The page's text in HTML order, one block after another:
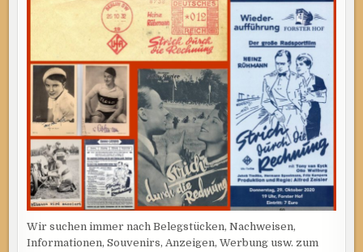
Wir suchen immer nach Belegstücken, Nachweisen,
Informationen, Souvenirs, Anzeigen, Werbung usw. zum